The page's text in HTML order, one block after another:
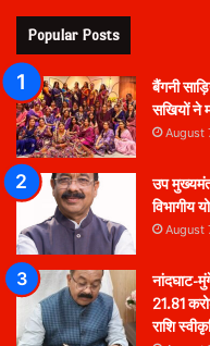
Popular Posts
बैंगनी
सखियों ने
August
उप
विभागीय
August
नांदघाट-
21.81
राशि